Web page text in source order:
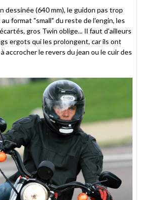
dessinée (640 mm), le guidon pas trop
format "small" du reste de l'engin, les
gros Twin oblige... Il faut d'ailleurs
ergots qui les prolongent, car ils ont
accrocher le revers du jean ou le cuir des